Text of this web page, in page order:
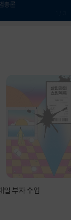
일 부자 수업